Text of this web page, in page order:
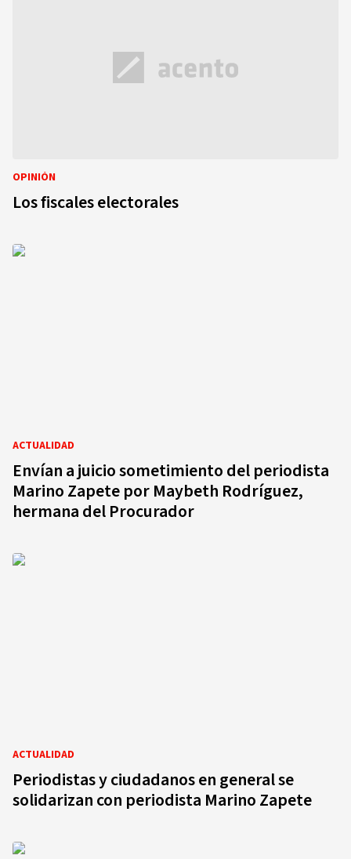
OPINIÓN
Los fiscales electorales
ACTUALIDAD
Envían a juicio sometimiento del periodista
Marino Zapete por Maybeth Rodríguez,
hermana del Procurador
ACTUALIDAD
Periodistas y ciudadanos en general se
solidarizan con periodista Marino Zapete